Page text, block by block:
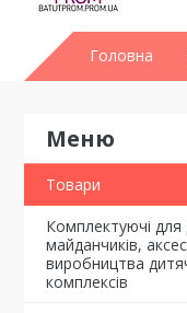
Головна
Товари
Комплектуючі для
майданчиків,
виробництва
комплексів